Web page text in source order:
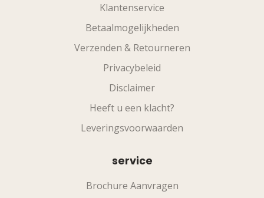
Klantenservice
Betaalmogelijkheden
Verzenden & Retourneren
Privacybeleid
Disclaimer
Heeft u een klacht?
Leveringsvoorwaarden
service
Brochure Aanvragen